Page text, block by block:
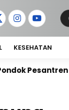
KESEHATAN
Al-Muawanah